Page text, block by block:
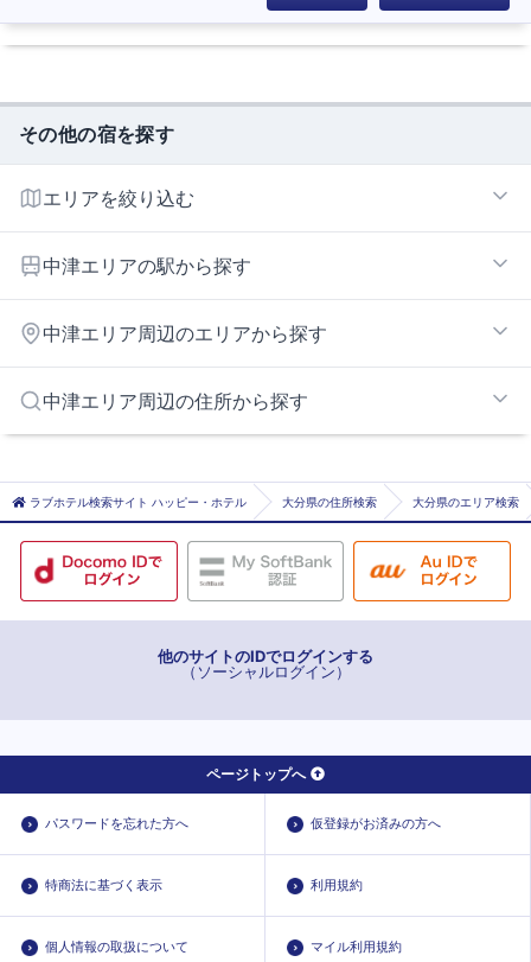
その他の宿を探す
エリアを絞り込む
中津エリアの駅から探す
東中津
中津エリア周辺のエリアから探す
中津エリア周辺の住所から探す
京都郡みやこ町
築上郡上毛町
築上郡築上町
ラブホテル検索サイト ハッピー・ホテル 大分県の住所検索 大分県のエリア検索
他のサイトのIDでログインする
（ソーシャルログイン）
ページトップへ
パスワードを忘れた方へ 仮登録がお済みの方へ
特商法に基づく表示 利用規約
個人情報の取扱について マイル利用規約